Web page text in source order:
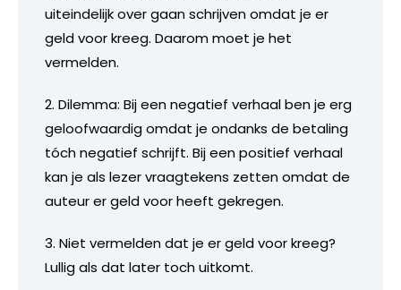
uiteindelijk over gaan schrijven omdat je er
geld voor kreeg. Daarom moet je het
vermelden.
2. Dilemma: Bij een negatief verhaal ben je erg
geloofwaardig omdat je ondanks de betaling
tóch negatief schrijft. Bij een positief verhaal
kan je als lezer vraagtekens zetten omdat de
auteur er geld voor heeft gekregen.
3. Niet vermelden dat je er geld voor kreeg?
Lullig als dat later toch uitkomt.